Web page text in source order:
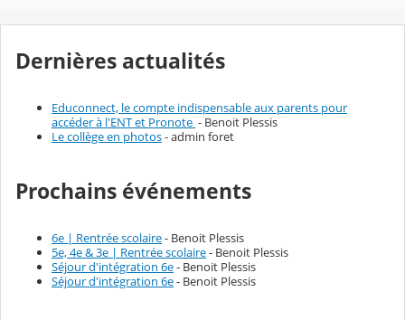
Dernières actualités
Educonnect, le compte indispensable aux parents pour
accéder à l'ENT et Pronote - Benoit Plessis
Le collège en photos- admin foret
Prochains événements
6e | Rentrée scolaire- Benoit Plessis
5e, 4e & 3e | Rentrée scolaire- Benoit Plessis
Séjour d'intégration 6e- Benoit Plessis
Séjour d'intégration 6e- Benoit Plessis